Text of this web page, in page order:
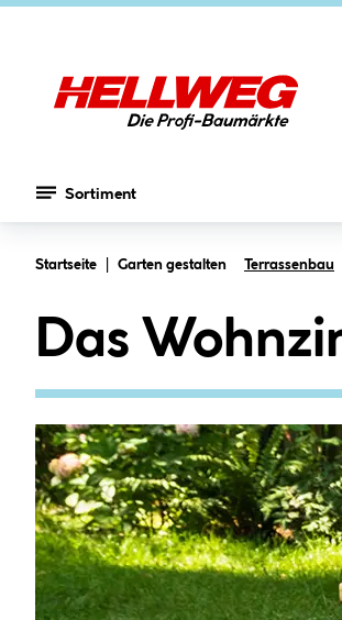
Sortiment
Startseite Garten gestalten Terrassenbau
Das